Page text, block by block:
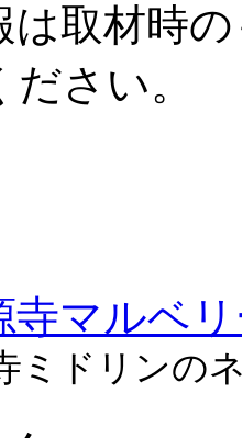
は取材時
さい。
寺マルベ
ミドリンの